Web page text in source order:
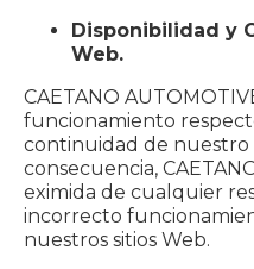
Disponibilidad y
Web.
CAETANO
funcionamiento
continuidad de nuestro
consecuencia,
eximida de cualquier
incorrecto
nuestros sitios Web.